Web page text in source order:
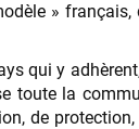
»
qui y
toute la
de